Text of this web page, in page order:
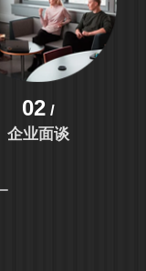
02/
企业面谈